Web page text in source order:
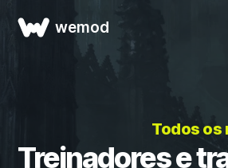
wemod
Todos
Treinadores e